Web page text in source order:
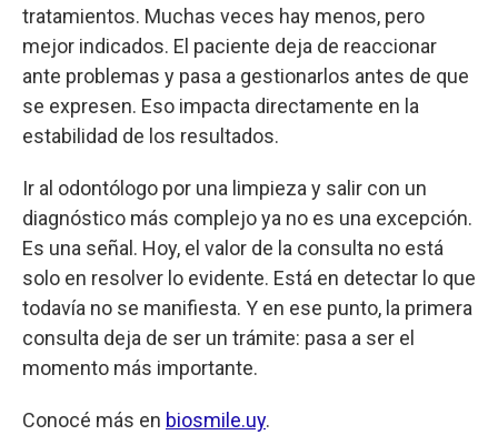
tratamientos. Muchas veces hay menos, pero
mejor indicados. El paciente deja de reaccionar
ante problemas y pasa a gestionarlos antes de que
se expresen. Eso impacta directamente en la
estabilidad de los resultados.
Ir al odontólogo por una limpieza y salir con un
diagnóstico más complejo ya no es una excepción.
Es una señal. Hoy, el valor de la consulta no está
solo en resolver lo evidente. Está en detectar lo que
todavía no se manifiesta. Y en ese punto, la primera
consulta deja de ser un trámite: pasa a ser el
momento más importante.
Conocé más en biosmile.uy.